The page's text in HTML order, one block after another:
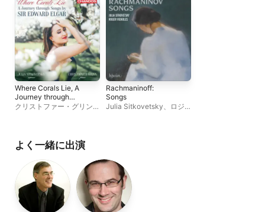
Where Corals Lie, A
Journey through
Songs by Sir Edward
クリストファー・グリン、
Rachmaninoff:
Songs
Julia Sitkovetsky、
ロジ
よく一緒に出演